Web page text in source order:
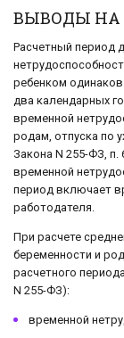
ВЫВОДЫ НА
Расчетный период
ребенком
два календарных
временной
родам, отпуска по
Закона N 255-ФЗ,
временной
период включает
работодателя.
При расчете
беременности и
расчетного
N 255-ФЗ):
временной